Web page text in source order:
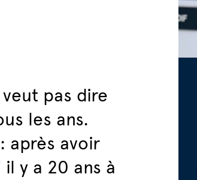
pas dire
les ans.
après avoir
il y a 20 ans à